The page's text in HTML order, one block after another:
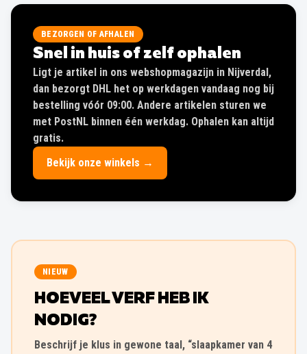
BEZORGEN OF AFHALEN
Snel in huis of zelf ophalen
Ligt je artikel in ons webshopmagazijn in Nijverdal,
dan bezorgt DHL het op werkdagen vandaag nog bij
bestelling vóór 09:00. Andere artikelen sturen we
met PostNL binnen één werkdag. Ophalen kan altijd
gratis.
Bekijk onze winkels →
NIEUW
HOEVEEL VERF HEB IK
NODIG?
Beschrijf je klus in gewone taal, “slaapkamer van 4